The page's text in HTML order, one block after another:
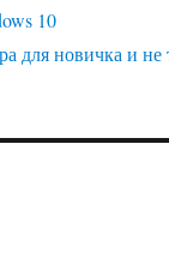
10
для новичка и не